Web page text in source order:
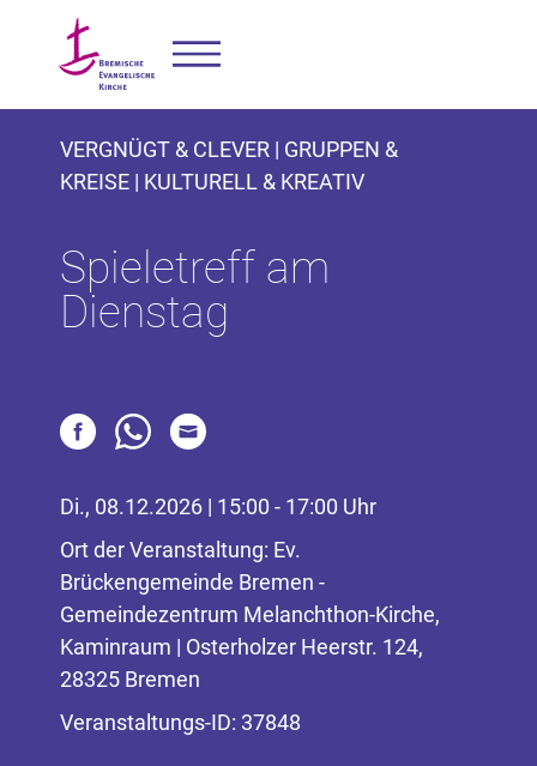
VERGNÜGT & CLEVER | GRUPPEN &
KREISE | KULTURELL & KREATIV
Spieletreff am
Dienstag
Di., 08.12.2026 | 15:00 - 17:00 Uhr
Ort der Veranstaltung: Ev.
Brückengemeinde Bremen -
Gemeindezentrum Melanchthon-Kirche,
Kaminraum | Osterholzer Heerstr. 124,
28325 Bremen
Veranstaltungs-ID: 37848